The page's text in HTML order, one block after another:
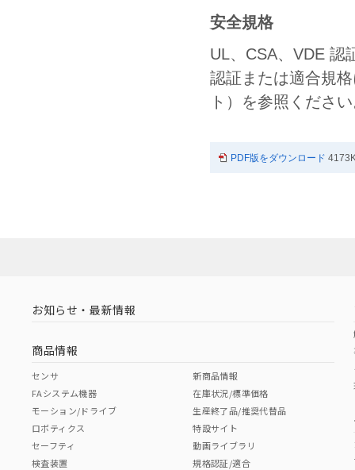
安全規格
UL、CSA、VDE 認
認証または適合規
ト）を参照くださ
PDF版をダウンロード
お知らせ・最新情報
商品情報
センサ
FAシステム機器
モーション/ドライブ
ロボティクス
セーフティ
検査装置
新商品情報
在庫状況/標準価格
生産終了品/推奨代替品
特設サイト
動画ライブラリ
規格認証/適合